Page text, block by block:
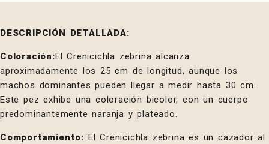
DESCRIPCIÓN DETALLADA:
Coloración:El Crenicichla zebrina alcanza
aproximadamente los 25 cm de longitud, aunque los
machos dominantes pueden llegar a medir hasta 30 cm.
Este pez exhibe una coloración bicolor, con un cuerpo
predominantemente naranja y plateado.
Comportamiento: El Crenicichla zebrina es un cazador al